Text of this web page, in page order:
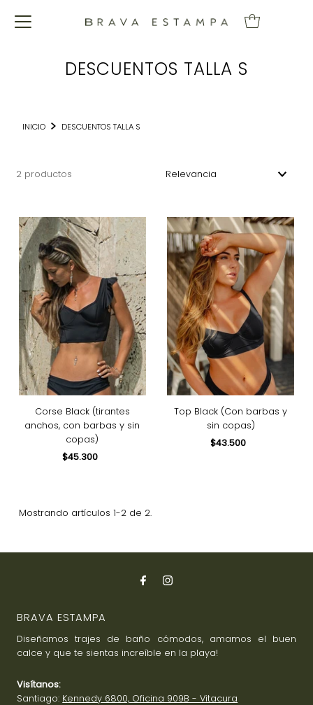
DESCUENTOS TALLA S
INICIO DESCUENTOS TALLA S
2 productos
Más relevantes
Más vendidos
Alfabéticamente, A-Z
Alfabéticamente, Z-A
Precio, menor a mayor
Precio, mayor a menor
Fecha: antiguo(a) a
reciente
Fecha: reciente a
antiguo(a)
Corse Black (tirantes
anchos, con barbas y sin
copas)
Precio
$45.300
Top Black (Con barbas y
sin copas)
Precio
$43.500
Mostrando artículos 1-2 de 2.
BRAVA ESTAMPA
Diseñamos trajes de baño cómodos, amamos el buen
calce y que te sientas increíble en la playa!
Visítanos:
Santiago: Kennedy 6800, Oficina 909B - Vitacura